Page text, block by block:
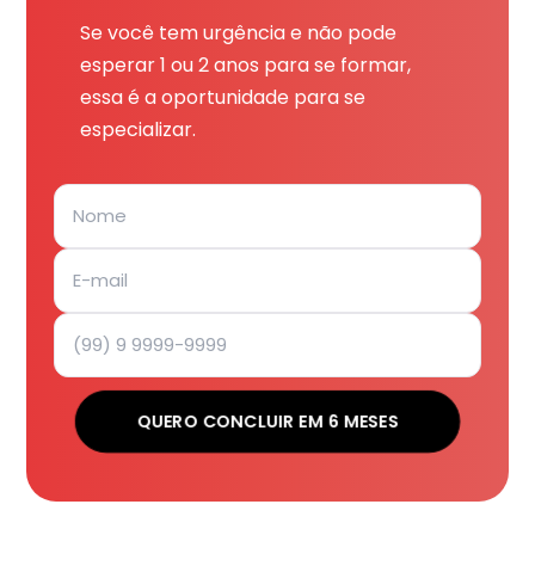
Se você tem urgência e não pode
esperar 1 ou 2 anos para se formar,
essa é a oportunidade para se
especializar.
QUERO CONCLUIR EM 6 MESES